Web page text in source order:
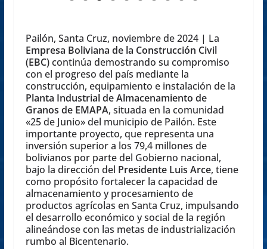
Pailón, Santa Cruz, noviembre de 2024 | La
Empresa Boliviana de la Construcción Civil
(EBC)continúa demostrando su compromiso
con el progreso del país mediante la
construcción, equipamiento e instalación de la
Planta Industrial de Almacenamiento de
Granos de EMAPA, situada en la comunidad
«25 de Junio» del municipio de Pailón. Este
importante proyecto, que representa una
inversión superior a los 79,4 millones de
bolivianos por parte del Gobierno nacional,
bajo la dirección del Presidente Luis Arce, tiene
como propósito fortalecer la capacidad de
almacenamiento y procesamiento de
productos agrícolas en Santa Cruz, impulsando
el desarrollo económico y social de la región
alineándose con las metas de industrialización
rumbo al Bicentenario.